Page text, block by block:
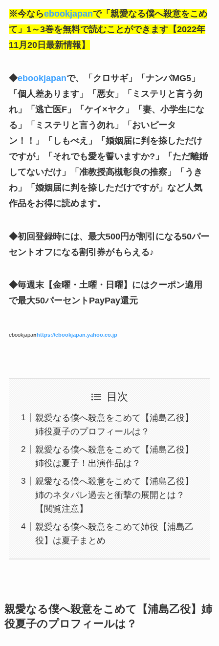
※今ならebookjapanで「親愛なる僕へ殺意をこめ
て」1～3巻を無料で読むことができます【2022年
11月20日最新情報】
◆ebookjapanで、「クロサギ」「ナンバMG5」
「個人差あります」「悪女」「ミステリと言う勿
れ」「逃亡医F」「ケイ×ヤク」「妻、小学生にな
る」「 ミステリと言う勿れ」「おいピータ
ン！！」「しもべえ」「婚姻届に判を捺しただけ
ですが」「それでも愛を誓いますか?」「ただ離婚
してないだけ」「准教授高槻彰良の推察」「うき
わ」「婚姻届に判を捺しただけですが」 など人気
作品をお得に読めます。
◆初回登録時には、最大500円が割引になる50パー
セントオフになる割引券がもらえる♪
◆毎週末【金曜・土曜・日曜】にはクーポン適用
で最大50パーセントPayPay還元
ebookjapan https://ebookjapan.yahoo.co.jp
目次
親愛なる僕へ殺意をこめて【浦島乙役】
姉役夏子のプロフィールは？
親愛なる僕へ殺意をこめて【浦島乙役】
姉役は夏子！出演作品は？
親愛なる僕へ殺意をこめて【浦島乙役】
姉のネタバレ過去と衝撃の展開とは？
【閲覧注意】
親愛なる僕へ殺意をこめて姉役【浦島乙
役】は夏子まとめ
親愛なる僕へ殺意をこめて【浦島乙役】姉
役夏子のプロフィールは？